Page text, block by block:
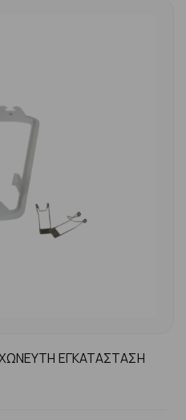
ΧΩΝΕΥΤΗ ΕΓΚΑΤΑΣΤΑΣΗ